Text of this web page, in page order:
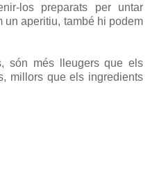
los preparats per untar
un aperitiu, també hi podem
són més lleugers que els
millors que els ingredients